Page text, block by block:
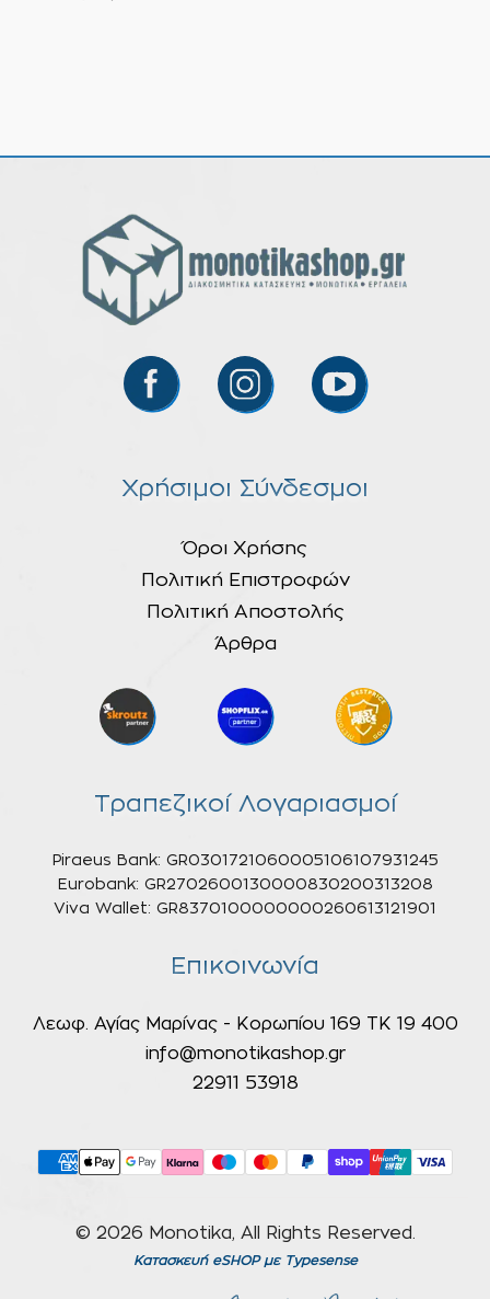
Χρήσιμοι Σύνδεσμοι
Όροι Χρήσης
Πολιτική Επιστροφών
Πολιτική Αποστολής
Άρθρα
Τραπεζικοί Λογαριασμοί
Piraeus Bank: GR0301721060005106107931245
Eurobank: GR2702600130000830200313208
Viva Wallet: GR8370100000000260613121901
Επικοινωνία
Λεωφ. Αγίας Μαρίνας - Κορωπίου 169 ΤΚ 19 400
info@monotikashop.gr
22911 53918
© 2026 Monotika, All Rights Reserved.
Κατασκευή eSHOPμε Typesense